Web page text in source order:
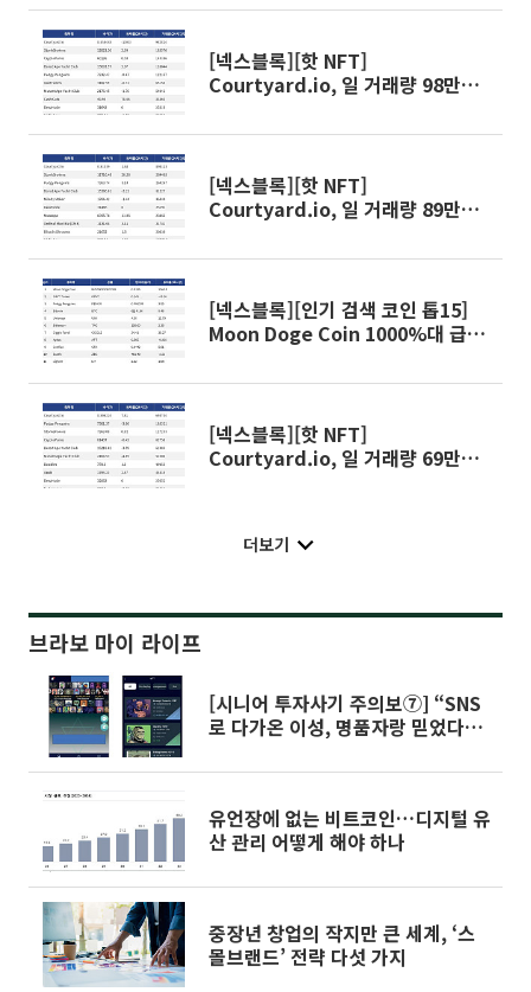
[넥스블록][핫 NFT]
Courtyard.io, 일 거래량 98만
[넥스블록][핫 NFT]
Courtyard.io, 일 거래량 89만
[넥스블록][인기 검색 코인 톱15]
Moon Doge Coin 1000%대 급
[넥스블록][핫 NFT]
Courtyard.io, 일 거래량 69만
더보기
브라보 마이 라이프
[시니어 투자사기 주의보⑦] “SNS
로 다가온 이성, 명품자랑 믿었다
유언장에 없는 비트코인…디지털 유
산 관리 어떻게 해야 하나
중장년 창업의 작지만 큰 세계, ‘스
몰브랜드’ 전략 다섯 가지